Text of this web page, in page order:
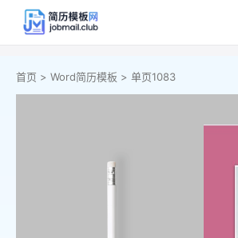
首页 > Word简历模板 > 单页1083